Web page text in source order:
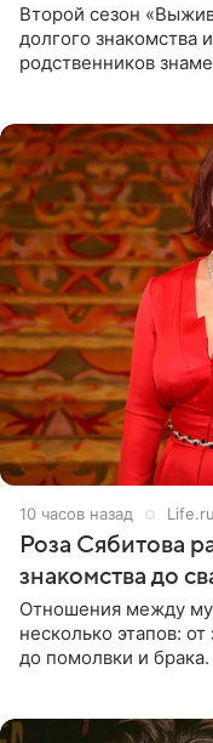
Второй сезон
долгого знакомства
родственников
10 часов назад Life.ru
Роза Сябитова
знакомства до
Отношения между
несколько этапов:
до помолвки и